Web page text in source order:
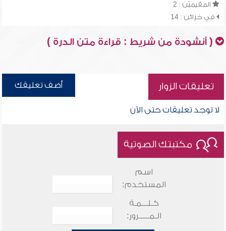
المقيميّن : 2
في خزائن : 14
( أنشودة من شريط : قراءة متن الدرة )
تعليقات الزوار أضف تعليقك
لا توجد تعليقات حتى الآن
مكتبتك الصوتية
اسم
المستخدم:
كـلـــمـة
الـمـــــرور: